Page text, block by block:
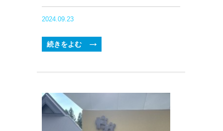
2024.09.23
続きをよむ